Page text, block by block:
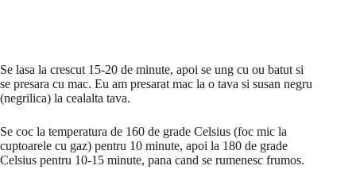
Se lasa la crescut 15-20 de minute, apoi se ung cu ou batut si
se presara cu mac. Eu am presarat mac la o tava si susan negru
(negrilica) la cealalta tava.
Se coc la temperatura de 160 de grade Celsius (foc mic la
cuptoarele cu gaz) pentru 10 minute, apoi la 180 de grade
Celsius pentru 10-15 minute, pana cand se rumenesc frumos.